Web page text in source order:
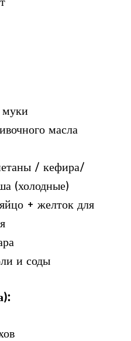
масла
/ кефира/
(холодные)
+ желток для
и соды